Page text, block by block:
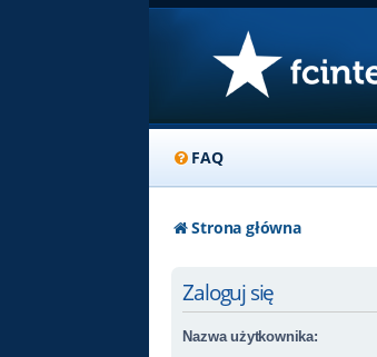
FAQ
Strona główna
Zaloguj się
Nazwa użytkownika: